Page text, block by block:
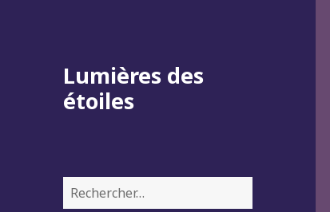
Lumières des
étoiles
Rechercher :